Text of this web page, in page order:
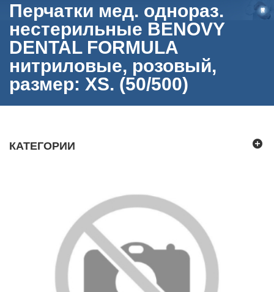
Перчатки мед. однораз.
нестерильные BENOVY
DENTAL FORMULA
нитриловые, розовый,
размер: XS. (50/500)
КАТЕГОРИИ